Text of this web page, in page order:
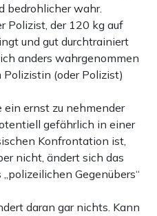
bedrohlicher wahr.
Polizist, der 120 kg auf
und gut durchtrainiert
anders wahrgenommen
Polizistin (oder Polizist)
ein ernst zu nehmender
gefährlich in einer
Konfrontation ist,
nicht, ändert sich das
Gegenübers“
daran gar nichts. Kann